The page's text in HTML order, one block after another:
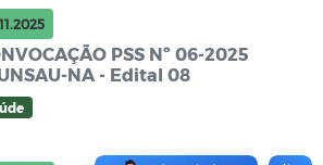
PSS Nº 06-2025
NA - Edital 08